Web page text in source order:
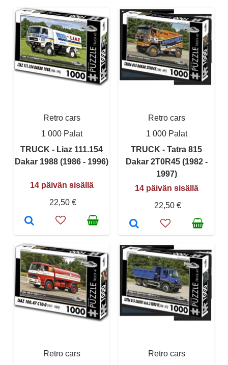
Retro cars
1 000 Palat
TRUCK - Liaz 111.154
Dakar 1988 (1986 - 1996)
14 päivän sisällä
22,50 €
Retro cars
1 000 Palat
TRUCK - Tatra 815
Dakar 2T0R45 (1982 -
1997)
14 päivän sisällä
22,50 €
Retro cars
Retro cars